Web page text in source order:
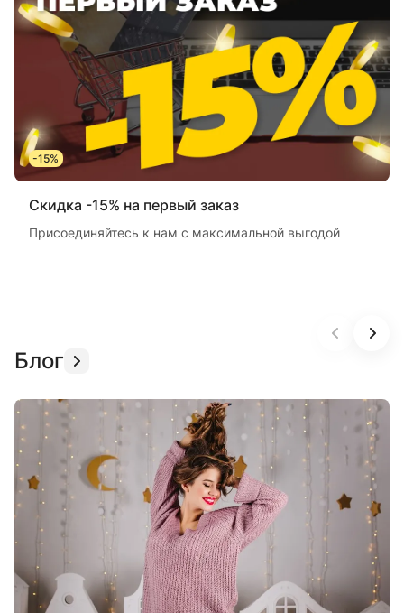
-15%
Скидка -15% на первый заказ
Присоединяйтесь к нам с максимальной выгодой
Блог